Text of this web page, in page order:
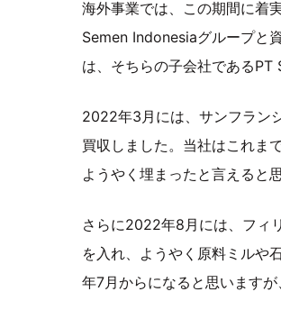
海外事業では、この期間に着
Semen Indonesiaグループと
は、そちらの子会社であるPT
2022年3月には、サンフラン
買収しました。当社はこれま
ようやく埋まったと言えると思
さらに2022年8月には、フィ
を入れ、ようやく原料ミルや
年7月からになると思いますが